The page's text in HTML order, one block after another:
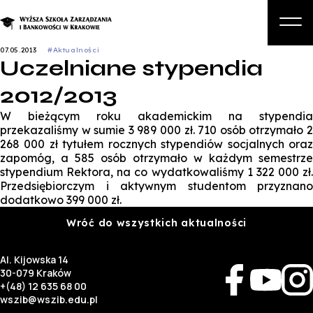
Studia podyplomowe i kursy
Kandydat
Student
Biznes
07.05.2013 #Aktualności
Uczelniane stypendia
2012/2013
W bieżącym roku akademickim na stypendia
przekazaliśmy w sumie 3 989 000 zł. 710 osób otrzymało 2
268 000 zł tytułem rocznych stypendiów socjalnych oraz
zapomóg, a 585 osób otrzymało w każdym semestrze
stypendium Rektora, na co wydatkowaliśmy 1 322 000 zł.
Przedsiębiorczym i aktywnym studentom przyznano
dodatkowo 399 000 zł.
Wróć do wszystkich aktualności
Al. Kijowska 14
30-079 Kraków
+(48) 12 635 68 00
wszib@wszib.edu.pl